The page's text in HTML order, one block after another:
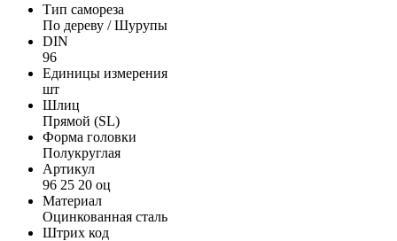
Тип самореза
По дереву / Шурупы
DIN
96
Единицы измерения
шт
Шлиц
Прямой (SL)
Форма головки
Полукруглая
Артикул
96 25 20 оц
Материал
Оцинкованная сталь
Штрих код